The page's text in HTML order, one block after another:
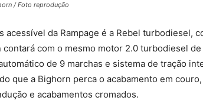
/ Foto reprodução
acessível da Rampage é a Rebel turbodiesel,
contará com o mesmo motor 2.0 turbodiesel
de 9 marchas e sistema de tração
que a Bighorn perca o acabamento em
e acabamentos cromados.